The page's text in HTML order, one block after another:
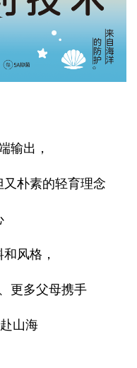
输出，
朴素的轻育理念
风格，
更多父母携手
山海